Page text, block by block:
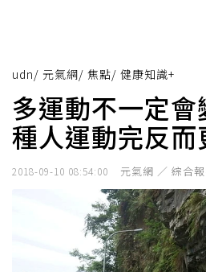
udn/ 元氣網/ 焦點/ 健康知識+
多運動不一定
種人運動完反而
2018-09-10 08:54:00 元氣網 ／ 綜合